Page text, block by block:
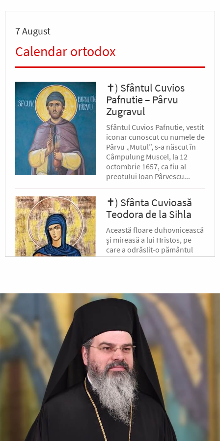
7 August
Calendar ortodox
✝) Sfântul Cuvios
Pafnutie – Pârvu
Zugravul
Sfântul Cuvios Pafnutie, vestit
iconar cunoscut cu numele de
Pârvu „Mutul”, s-a născut în
Câmpulung Muscel, la 12
octombrie 1657, ca fiu al
preotului Ioan Pârvescu...
✝) Sfânta Cuvioasă
Teodora de la Sihla
Această floare duhovnicească
și mireasă a lui Hristos, pe
care a odrăslit-o pământul
binecuvântat al Moldovei, s-a
După-prăznuirea
Schimbării la Față a
Domnului
Schimbarea la Față a
Mântuitorului Iisus Hristos
este unul din Praznicele
împărătești ale Bisericii
Ortodoxe, sărbătorită la 6
august.
Sfântul Antonie de la
Optina